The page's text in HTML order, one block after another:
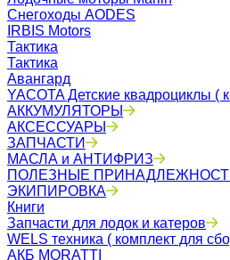
Снегоходы AODES
IRBIS Motors
Тактика
Тактика
Авангард
YACOTA Детские квадроциклы (
АККУМУЛЯТОРЫ
АКСЕССУАРЫ
ЗАПЧАСТИ
МАСЛА и АНТИФРИЗ
ПОЛЕЗНЫЕ
ЭКИПИРОВКА
Книги
Запчасти для лодок и катеров
WELS техника ( комплект для
АКБ MORATTI